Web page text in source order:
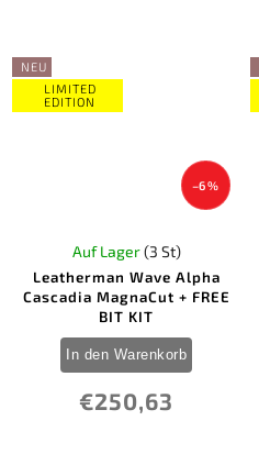
NEU
LIMITED
EDITION
–6 %
Leatherman Wave Alpha
Cascadia MagnaCut + FREE
BIT KIT
Auf Lager(3 St)
€250,63
In den Warenkorb